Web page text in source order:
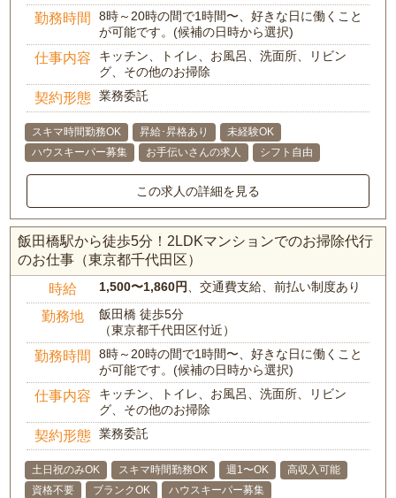
勤務時間
8時～20時の間で1時間〜、好きな日に働くこと
が可能です。(候補の日時から選択)
仕事内容
キッチン、トイレ、お風呂、洗面所、リビン
グ、その他のお掃除
契約形態 業務委託
スキマ時間勤務OK 昇給･昇格あり
未経験OK
ハウスキーパー募集
お手伝いさんの求人 シフト自由
この求人の詳細を見る
飯田橋駅から徒歩5分！2LDKマンションでのお掃除代行
のお仕事（東京都千代田区）
時給 1,500〜1,860円 、交通費支給、前払い制度あり
勤務地
飯田橋 徒歩5分
（東京都千代田区付近）
勤務時間
8時～20時の間で1時間〜、好きな日に働くこと
が可能です。(候補の日時から選択)
仕事内容
キッチン、トイレ、お風呂、洗面所、リビン
グ、その他のお掃除
契約形態 業務委託
土日祝のみOK スキマ時間勤務OK 週1〜OK
高収入可能
資格不要
ブランクOK ハウスキーパー募集